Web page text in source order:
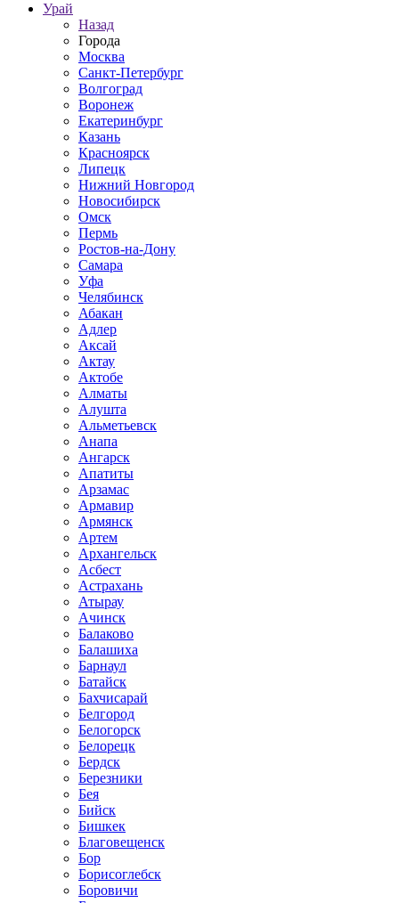
Урай
Назад
Города
Москва
Санкт-Петербург
Волгоград
Воронеж
Екатеринбург
Казань
Красноярск
Липецк
Нижний Новгород
Новосибирск
Омск
Пермь
Ростов-на-Дону
Самара
Уфа
Челябинск
Абакан
Адлер
Аксай
Актау
Актобе
Алматы
Алушта
Альметьевск
Анапа
Ангарск
Апатиты
Арзамас
Армавир
Армянск
Артем
Архангельск
Асбест
Астрахань
Атырау
Ачинск
Балаково
Балашиха
Барнаул
Батайск
Бахчисарай
Белгород
Белогорск
Белорецк
Бердск
Березники
Бея
Бийск
Бишкек
Благовещенск
Бор
Борисоглебск
Боровичи